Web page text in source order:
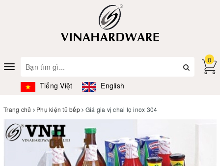
Toggle
navigation
Tiếng Việt English
0
Trang chủ Phụ kiện tủ bếp Giá gia vị chai lọ inox 304